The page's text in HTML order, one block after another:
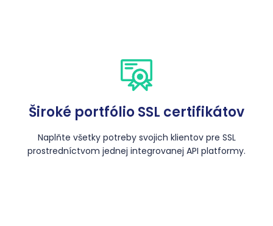
Široké portfólio SSL certifikátov
Naplňte všetky potreby svojich klientov pre SSL
prostredníctvom jednej integrovanej API platformy.